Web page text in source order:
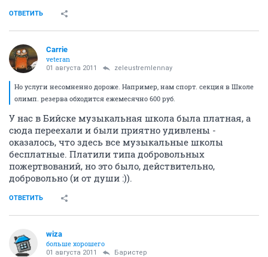
ОТВЕТИТЬ
Carrie
veteran
01 августа 2011 zeleustremlennay
Но услуги несомненно дороже. Например, нам спорт. секция в Школе
олимп. резерва обходится ежемесячно 600 руб.
У нас в Бийске музыкальная школа была платная, а
сюда переехали и были приятно удивлены -
оказалось, что здесь все музыкальные школы
бесплатные. Платили типа добровольных
пожертвований, но это было, действительно,
добровольно (и от души :)).
ОТВЕТИТЬ
wiza
больше хорошего
01 августа 2011 Баристер